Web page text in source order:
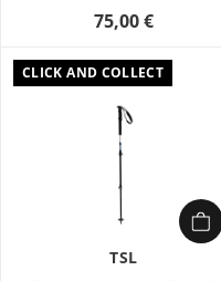
75,00 €
CLICK AND COLLECT
TSL